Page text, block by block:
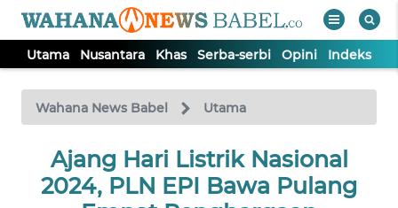
Utama Nusantara Khas Serba-serbi Opini Indeks
Wahana News Babel Utama
Ajang Hari Listrik Nasional
2024, PLN EPI Bawa Pulang
TV
Tutup
UTAMA
NUSANTARA